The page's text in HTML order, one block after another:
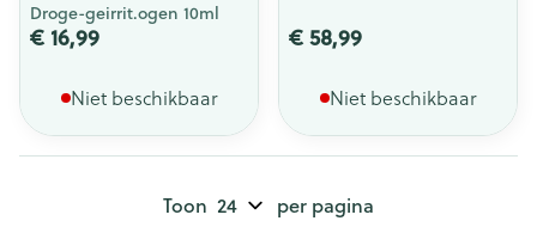
Droge-geirrit.ogen 10ml
€ 16,99
Niet beschikbaar
€ 58,99
Niet beschikbaar
Toon per pagina